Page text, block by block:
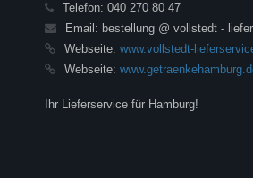
Telefon: 040 270 80 47
Email: bestellung @ vollstedt -
Webseite: www.vollstedt-
Webseite:
Ihr Lieferservice für Hamburg!